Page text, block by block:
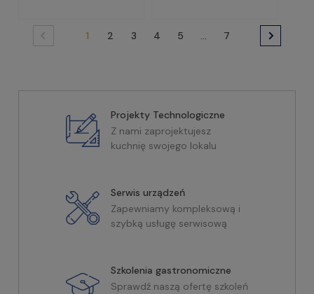
1 2 3 4 5 ... 7
Projekty Technologiczne
Z nami zaprojektujesz
kuchnię swojego lokalu
Serwis urządzeń
Zapewniamy kompleksową i
szybką usługę serwisową
Szkolenia gastronomiczne
Sprawdź naszą ofertę szkoleń